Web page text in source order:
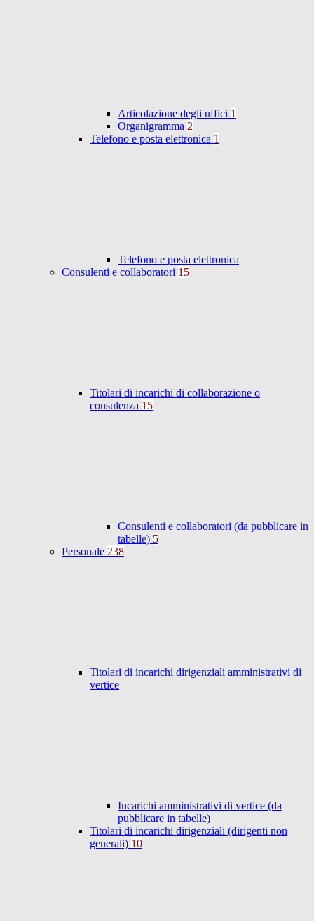
Articolazione degli uffici 1
Organigramma 2
Telefono e posta elettronica 1
Telefono e posta elettronica
Consulenti e collaboratori 15
Titolari di incarichi di collaborazione o
consulenza 15
Consulenti e collaboratori (da pubblicare in
tabelle) 5
Personale 238
Titolari di incarichi dirigenziali amministrativi di
vertice
Incarichi amministrativi di vertice (da
pubblicare in tabelle)
Titolari di incarichi dirigenziali (dirigenti non
generali) 10